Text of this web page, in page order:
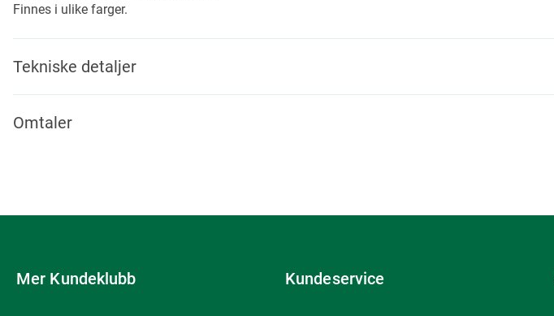
Finnes i ulike farger.
Tekniske detaljer
Omtaler
Mer Kundeklubb Kundeservice